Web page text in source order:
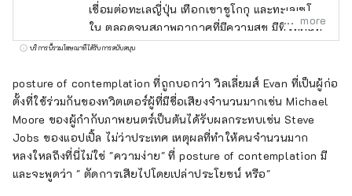
เชื่อมต่อทะเลญี่ปุ่น เทือกเขาชูโกกุ และทะเลเซโตะ
ใน ตลอดจนสภาพอากาศที่มีความสุข มีทิวทัศน์ที่
งดงามมากมายที่จะดึงดูดสายตาของคุณ เช่น
ใน 100 จุดชมซากุระที่ดีที่สุด และทิวทัศน์ยาม
ค่ำคืนแบบพาโนรามาจากภูเขาร็อคโค แบรนด์โก
เบที่มีชื่อเสียงระดับโลก KOBE BEEF ซึ่งมีความ
หมายเหมือนกันกับเนื้อทาจิมะ เป็นหนึ่งในเนื้อวัว
ชั้นนำของญี่ปุ่น และข้าวสาเก ``เฮียวโงะ ยามา
ดะ นิชิกิ'' คืออัญมณีที่จะทำให้คุณประหลาดใจ
more
บริการนี้รวมโฆษณาที่ได้รับการสนับสนุน
posture of contemplation ที่ถูกบอกว่า วิลเลี่ยมส์ Evan ที่เป็นผู้ก่อ
ตั้งที่ใช้ร่วมกันของทวิตเตอร์ผู้ที่มีชื่อเสียงจำนวนมากเช่น Michael
Moore ของผู้กำกับภาพยนตร์เป็นต้นได้รับผลกระทบเช่น Steve
Jobs ของแอปเปิ้ล ไม่ว่าประเทศ เหตุผลที่ทำให้คนจำนวนมาก
หลงใหลถึงที่นี่ไม่ใช่ "ความง่าย" ที่ posture of contemplation มี
และจะพูดว่า " ตัดการเสียไปโดยเปล่าประโยชน์ หรือ"